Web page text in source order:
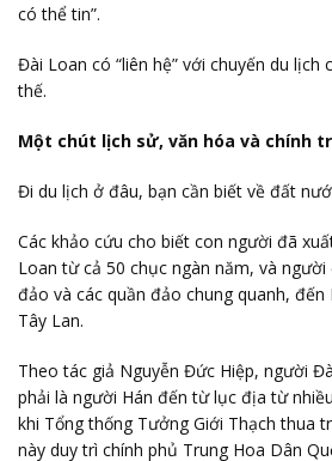
có thể tin”.
Đài Loan có “liên hệ” với chuyến du lịch
thế.
Một chút lịch sử, văn hóa và chính
Đi du lịch ở đâu, bạn cần biết về đất
Các khảo cứu cho biết con người đã
Loan từ cả 50 chục ngàn năm, và
đảo và các quần đảo chung quanh, đến
Tây Lan.
Theo tác giả Nguyễn Đức Hiệp, người
phải là người Hán đến từ lục địa từ
khi Tổng thống Tưởng Giới Thạch thua
này duy trì chính phủ Trung Hoa Dân